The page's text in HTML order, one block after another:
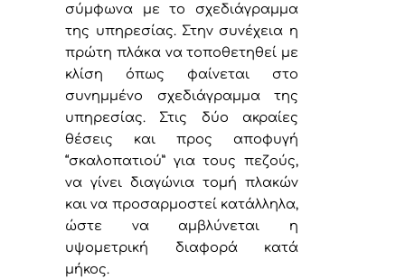
σύμφωνα με το σχεδιάγραμμα
της υπηρεσίας. Στην συνέχεια η
πρώτη πλάκα να τοποθετηθεί με
κλίση όπως φαίνεται στο
συνημμένο σχεδιάγραμμα της
υπηρεσίας. Στις δύο ακραίες
θέσεις και προς αποφυγή
“σκαλοπατιού” για τους πεζούς,
να γίνει διαγώνια τομή πλακών
και να προσαρμοστεί κατάλληλα,
ώστε να αμβλύνεται η
υψομετρική διαφορά κατά
μήκος.